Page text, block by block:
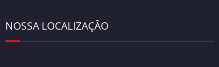
NOSSA LOCALIZAÇÃO